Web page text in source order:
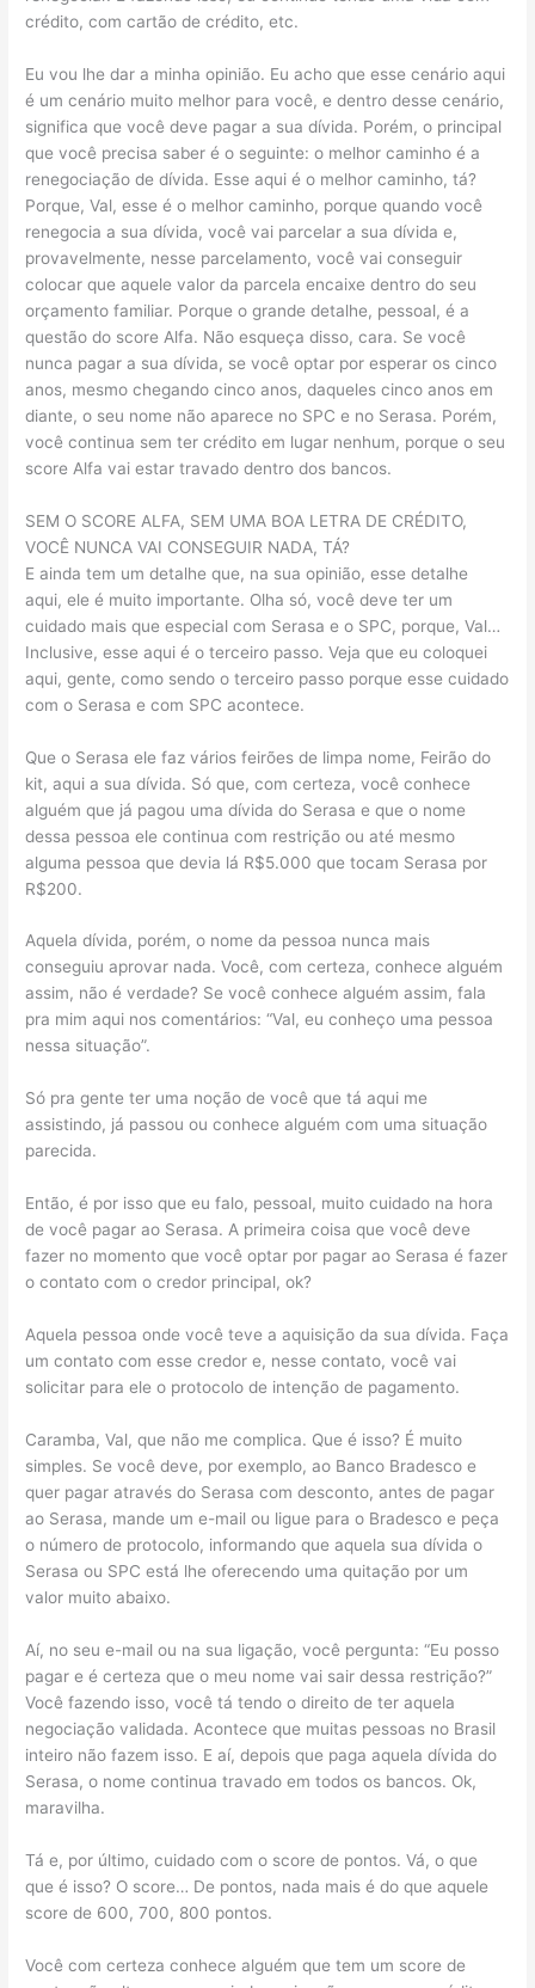
crédito, com cartão de crédito, etc.
Eu vou lhe dar a minha opinião. Eu acho que esse cenário aqui
é um cenário muito melhor para você, e dentro desse cenário,
significa que você deve pagar a sua dívida. Porém, o principal
que você precisa saber é o seguinte: o melhor caminho é a
renegociação de dívida. Esse aqui é o melhor caminho, tá?
Porque, Val, esse é o melhor caminho, porque quando você
renegocia a sua dívida, você vai parcelar a sua dívida e,
provavelmente, nesse parcelamento, você vai conseguir
colocar que aquele valor da parcela encaixe dentro do seu
orçamento familiar. Porque o grande detalhe, pessoal, é a
questão do score Alfa. Não esqueça disso, cara. Se você
nunca pagar a sua dívida, se você optar por esperar os cinco
anos, mesmo chegando cinco anos, daqueles cinco anos em
diante, o seu nome não aparece no SPC e no Serasa. Porém,
você continua sem ter crédito em lugar nenhum, porque o seu
score Alfa vai estar travado dentro dos bancos.
SEM O SCORE ALFA, SEM UMA BOA LETRA DE CRÉDITO,
VOCÊ NUNCA VAI CONSEGUIR NADA, TÁ?
E ainda tem um detalhe que, na sua opinião, esse detalhe
aqui, ele é muito importante. Olha só, você deve ter um
cuidado mais que especial com Serasa e o SPC, porque, Val…
Inclusive, esse aqui é o terceiro passo. Veja que eu coloquei
aqui, gente, como sendo o terceiro passo porque esse cuidado
com o Serasa e com SPC acontece.
Que o Serasa ele faz vários feirões de limpa nome, Feirão do
kit, aqui a sua dívida. Só que, com certeza, você conhece
alguém que já pagou uma dívida do Serasa e que o nome
dessa pessoa ele continua com restrição ou até mesmo
alguma pessoa que devia lá R$5.000 que tocam Serasa por
R$200.
Aquela dívida, porém, o nome da pessoa nunca mais
conseguiu aprovar nada. Você, com certeza, conhece alguém
assim, não é verdade? Se você conhece alguém assim, fala
pra mim aqui nos comentários: “Val, eu conheço uma pessoa
nessa situação”.
Só pra gente ter uma noção de você que tá aqui me
assistindo, já passou ou conhece alguém com uma situação
parecida.
Então, é por isso que eu falo, pessoal, muito cuidado na hora
de você pagar ao Serasa. A primeira coisa que você deve
fazer no momento que você optar por pagar ao Serasa é fazer
o contato com o credor principal, ok?
Aquela pessoa onde você teve a aquisição da sua dívida. Faça
um contato com esse credor e, nesse contato, você vai
solicitar para ele o protocolo de intenção de pagamento.
Caramba, Val, que não me complica. Que é isso? É muito
simples. Se você deve, por exemplo, ao Banco Bradesco e
quer pagar através do Serasa com desconto, antes de pagar
ao Serasa, mande um e-mail ou ligue para o Bradesco e peça
o número de protocolo, informando que aquela sua dívida o
Serasa ou SPC está lhe oferecendo uma quitação por um
valor muito abaixo.
Aí, no seu e-mail ou na sua ligação, você pergunta: “Eu posso
pagar e é certeza que o meu nome vai sair dessa restrição?”
Você fazendo isso, você tá tendo o direito de ter aquela
negociação validada. Acontece que muitas pessoas no Brasil
inteiro não fazem isso. E aí, depois que paga aquela dívida do
Serasa, o nome continua travado em todos os bancos. Ok,
maravilha.
Tá e, por último, cuidado com o score de pontos. Vá, o que
que é isso? O score… De pontos, nada mais é do que aquele
score de 600, 700, 800 pontos.
Você com certeza conhece alguém que tem um score de